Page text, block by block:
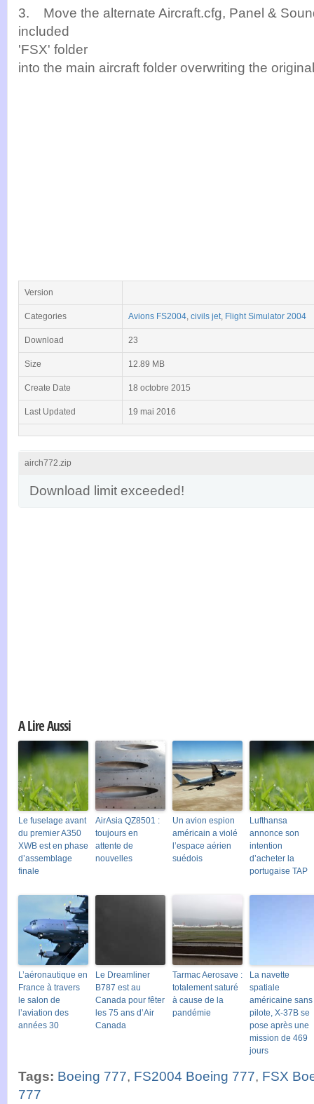
3. Move the alternate Aircraft.cfg, Panel &
included
'FSX' folder
into the main aircraft folder overwriting the
Version
Categories Avions FS2004, civils jet, Flight Simulator 2004
Download 23
Size 12.89 MB
Create Date 18 octobre 2015
Last Updated 19 mai 2016
airch772.zip
Download limit exceeded!
A Lire Aussi
Le fuselage avant
du premier A350
XWB est en phase
d’assemblage
finale
AirAsia QZ8501 :
toujours en
attente de
nouvelles
Un avion espion
américain a violé
l’espace aérien
suédois
Lufthansa
annonce son
intention
d’acheter la
portugaise TAP
L’aéronautique en
France à travers
le salon de
l’aviation des
années 30
Le Dreamliner
B787 est au
Canada pour fêter
les 75 ans d’Air
Canada
Tarmac Aerosave :
totalement saturé
à cause de la
pandémie
La navette
spatiale
américaine sans
pilote, X-37B se
pose après une
mission de 469
jours
Tags: Boeing 777, FS2004 Boeing 777, FSX
777